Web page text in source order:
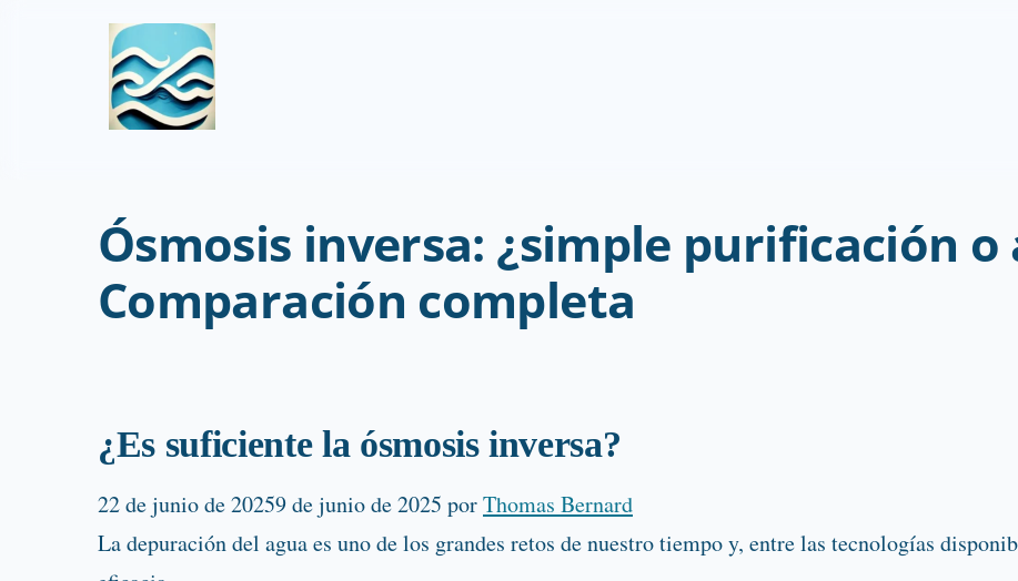
Ósmosis inversa: ¿simple purificación
Comparación completa
¿Es suficiente la ósmosis inversa?
22 de junio de 20259 de junio de 2025 porThomas Bernard
La depuración del agua es uno de los grandes retos de nuestro tiempo y, entre las tecnologías